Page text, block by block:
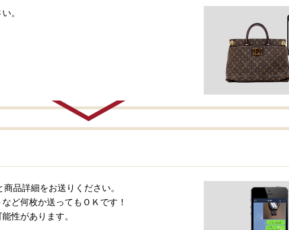
。
品詳細をお送りください。
ど何枚か送ってもＯＫです！
性があります。